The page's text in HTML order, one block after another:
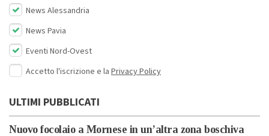
News Alessandria
News Pavia
Eventi Nord-Ovest
Accetto l'iscrizione e la Privacy Policy
ULTIMI PUBBLICATI
Nuovo focolaio a Mornese in un’altra zona boschiva